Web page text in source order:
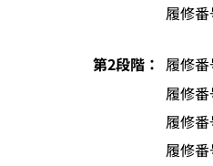
履修
第2段階： 履修
履修
履修
履修